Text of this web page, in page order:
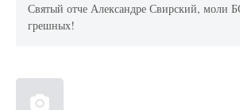
Святый отче Александре Свирский, моли
грешных!